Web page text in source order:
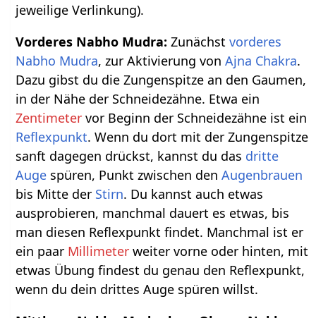
jeweilige Verlinkung).
Vorderes Nabho Mudra: Zunächstvorderes
Nabho Mudra, zur Aktivierung vonAjna Chakra.
Dazu gibst du die Zungenspitze an den Gaumen,
in der Nähe der Schneidezähne. Etwa ein
Zentimeter vor Beginn der Schneidezähne ist ein
Reflexpunkt. Wenn du dort mit der Zungenspitze
sanft dagegen drückst, kannst du das dritte
Auge spüren, Punkt zwischen denAugenbrauen
bis Mitte der Stirn. Du kannst auch etwas
ausprobieren, manchmal dauert es etwas, bis
man diesen Reflexpunkt findet. Manchmal ist er
ein paar Millimeter weiter vorne oder hinten, mit
etwas Übung findest du genau den Reflexpunkt,
wenn du dein drittes Auge spüren willst.